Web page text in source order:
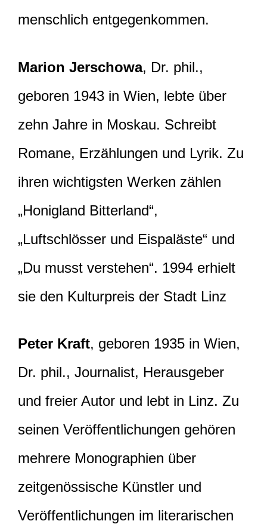
menschlich entgegenkommen.
Marion Jerschowa, Dr. phil.,
geboren 1943 in Wien, lebte über
zehn Jahre in Moskau. Schreibt
Romane, Erzählungen und Lyrik. Zu
ihren wichtigsten Werken zählen
„Honigland Bitterland“,
„Luftschlösser und Eispaläste“ und
„Du musst verstehen“. 1994 erhielt
sie den Kulturpreis der Stadt Linz
Peter Kraft, geboren 1935 in Wien,
Dr. phil., Journalist, Herausgeber
und freier Autor und lebt in Linz. Zu
seinen Veröffentlichungen gehören
mehrere Monographien über
zeitgenössische Künstler und
Veröffentlichungen im literarischen